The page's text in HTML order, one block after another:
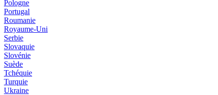
Pologne
Portugal
Roumanie
Royaume-Uni
Serbie
Slovaquie
Slovénie
Suède
Tchéquie
Turquie
Ukraine